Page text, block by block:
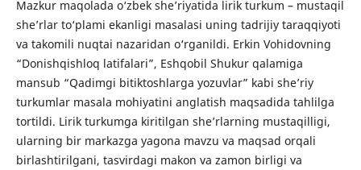
Mazkur maqolada o‘zbek she’riyatida lirik turkum – mustaqil
she’rlar to‘plami ekanligi masalasi uning tadrijiy taraqqiyoti
va takomili nuqtai nazaridan o‘rganildi. Erkin Vohidovning
“Donishqishloq latifalari”, Eshqobil Shukur qalamiga
mansub “Qadimgi bitiktoshlarga yozuvlar” kabi she’riy
turkumlar masala mohiyatini anglatish maqsadida tahlilga
tortildi. Lirik turkumga kiritilgan she’rlarning mustaqilligi,
ularning bir markazga yagona mavzu va maqsad orqali
birlashtirilgani, tasvirdagi makon va zamon birligi va